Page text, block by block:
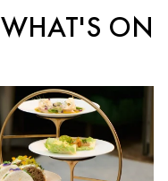
WHAT'S ON